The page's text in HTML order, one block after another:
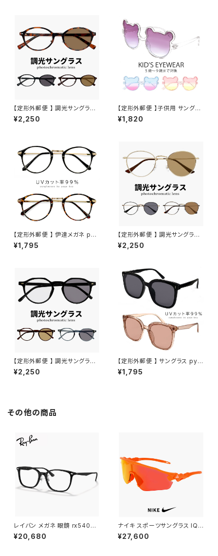
【定形外郵便 】 調光サングラス j
j4138 メンズ レディース ユニセ
ックス モデル オシャレ かわいい
わる サングラス
¥2,250
【定形外郵便 】子供用 サングラ
ス zs8206 キッズ 小学生 低学
年 から 中学年 対象 おしゃれ
フレーム uvカット 紫外線対策
インスタ映え
¥1,820
【定形外郵便 】 伊達メガネ py6
412 uvカット 紫外線対策 py6
412 クリアサングラス ボストン
黒ぶち べっ甲柄 カラー
¥1,795
【定形外郵便 】 調光サングラス j
j4141 小ぶり メンズ レディース
ユニセックス モデル オシャレ か
対策 調光レンズ 色が変わる サ
ングラス
¥2,250
【定形外郵便 】 調光サングラス j
j4140 メンズ レディース ユニセ
ックス モデル オシャレ かわいい
¥2,250
【定形外郵便 】 サングラス py2
835 uvカット ウェリントン 型 フ
ラット ビッグ レンズ メンズ レデ
¥1,795
その他の商品
レイバン メガネ 眼鏡 rx5403d
5725 54mm Ray-Ban 眼鏡
メンズ レディース ユニセックス
¥20,680
ナイキ スポーツサングラス IQ9
341X 819 NIKE ACG VISTA
PEAK サングラス 大きめ 大きい
¥27,600